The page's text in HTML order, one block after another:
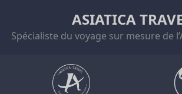
ASIATICA
Spécialiste du voyage sur mesure de